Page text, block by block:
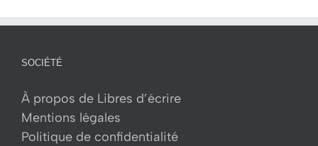
SOCIÉTÉ
À propos de Libres d’écrire
Mentions légales
Politique de confidentialité